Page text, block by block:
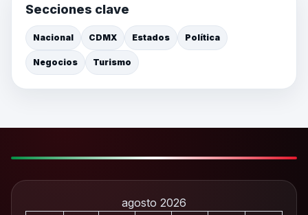
Secciones clave
Nacional CDMX Estados Política
Negocios Turismo
agosto 2026